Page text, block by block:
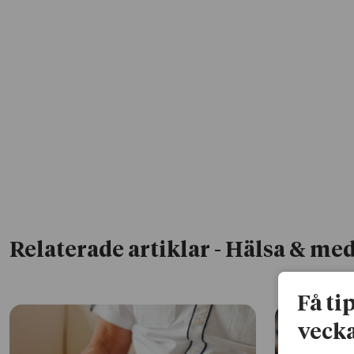
Relaterade artiklar - Hälsa &
Få